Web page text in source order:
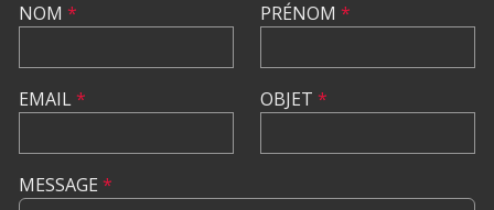
NOM *
EMAIL*
PRÉNOM *
OBJET *
MESSAGE *